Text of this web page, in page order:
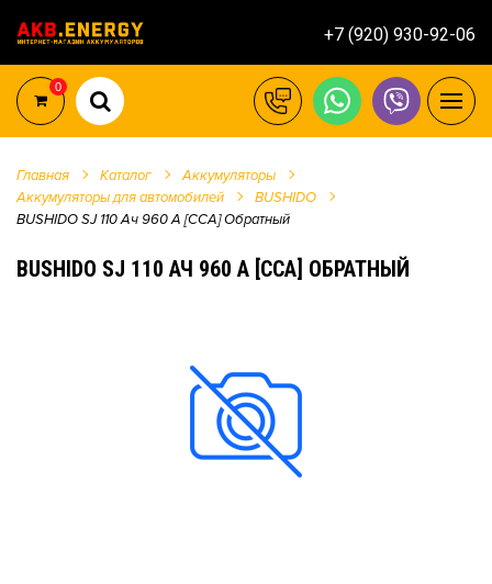
+7 (920) 930-92-06
0
Главная Каталог
Аккумуляторы
Аккумуляторы для автомобилей
BUSHIDO
BUSHIDO SJ 110 Ач 960 А [CCA] Обратный
BUSHIDO SJ 110 АЧ 960 А [CCA] ОБРАТНЫЙ